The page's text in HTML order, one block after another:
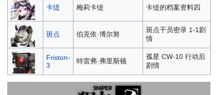
卡缇 梅莉卡缇 卡缇的档案资料四
斑点 伯克依·博尔努
斑点干员密录 1-1剧
情
Friston-
3
特雷弗·弗里斯顿
孤星 CW-10 行动后
剧情